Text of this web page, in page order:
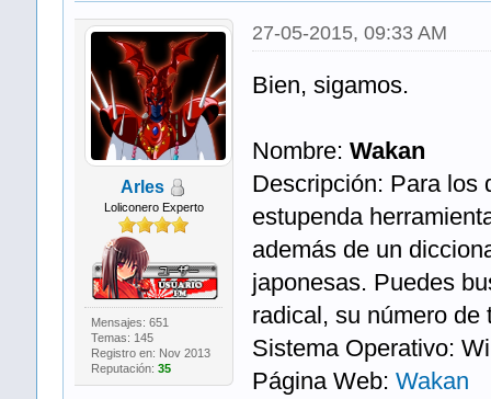
Arles
Loliconero Experto
Mensajes: 651
Temas: 145
Registro en: Nov 2013
Reputación: 35
27-05-2015, 09:33 AM
Bien, sigamos.
Nombre: Wakan
Descripción: Para los
estupenda
además de un
japonesas. Puedes
radical, su número de
Sistema Operativo:
Página Web: Wakan